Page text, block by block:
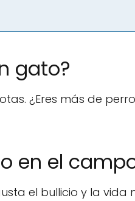
gato?
¿Eres más de
en el
el bullicio y la vida